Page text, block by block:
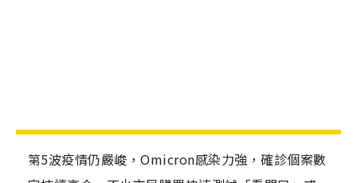
第5波疫情仍嚴峻，Omicron感染力強，確診個案數